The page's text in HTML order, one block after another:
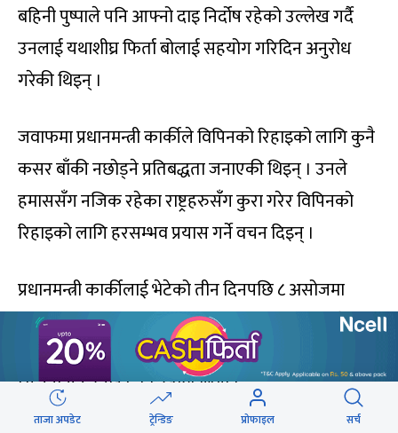
बहिनी पुष्पाले पनि आफ्नो दाइ निर्दोष रहेको उल्लेख गर्दै
उनलाई यथाशीघ्र फिर्ता बोलाई सहयोग गरिदिन अनुरोध
गरेकी थिइन् ।
जवाफमा प्रधानमन्त्री कार्कीले विपिनको रिहाइको लागि कुनै
कसर बाँकी नछोड्ने प्रतिबद्धता जनाएकी थिइन् । उनले
हमाससँग नजिक रहेका राष्ट्रहरुसँग कुरा गरेर विपिनको
रिहाइको लागि हरसम्भव प्रयास गर्ने वचन दिइन् ।
प्रधानमन्त्री कार्कीलाई भेटेको तीन दिनपछि ८ असोजमा
विपिनको रिहाइका लागि प्रयास गर्न आमा र बहिनी अमेरिका
गएका थिए । विपिनको रिहाइका लागि अन्तर्राष्ट्रिय दबाब
सिर्जना गर्ने उनीहरूको उद्देश्य थियो ।
ताजा अपडेट ट्रेन्डिङ प्रोफाइल सर्च